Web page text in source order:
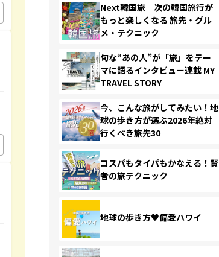
Next韓国旅 次の韓国旅行が
もっと楽しくなる 旅先・グル
メ・テクニック
旬な“あの人”が「旅」をテー
マに語るインタビュー連載 MY
TRAVEL STORY
今、こんな旅がしてみたい！地
球の歩き方が選ぶ2026年絶対
行くべき旅先30
コスパもタイパもかなえる！賢
者の旅テクニック
地球の歩き方♥偏愛ハワイ